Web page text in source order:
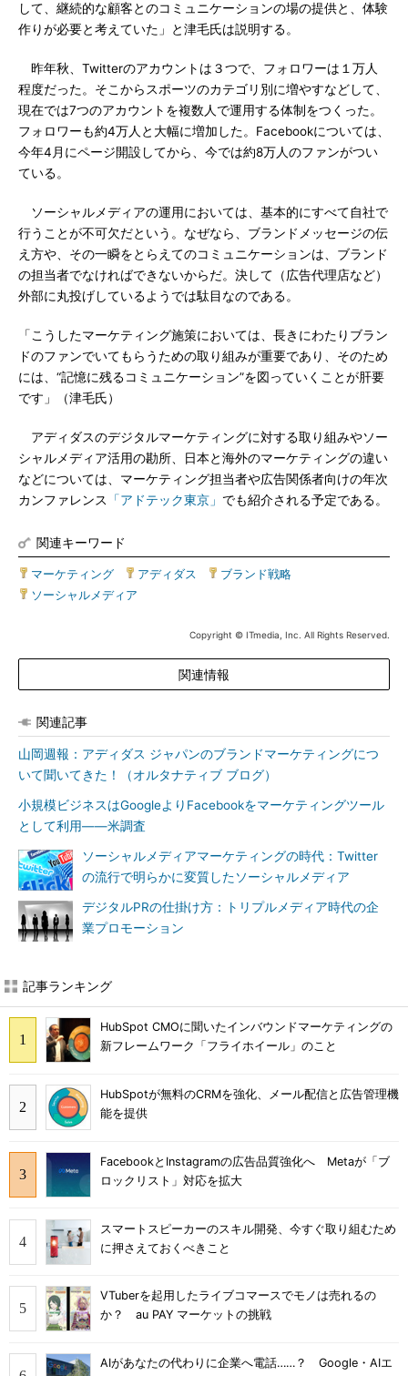
して、継続的な顧客とのコミュニケーションの場の提供と、体験
作りが必要と考えていた」と津毛氏は説明する。
昨年秋、Twitterのアカウントは３つで、フォロワーは１万人
程度だった。そこからスポーツのカテゴリ別に増やすなどして、
現在では7つのアカウントを複数人で運用する体制をつくった。
フォロワーも約4万人と大幅に増加した。Facebookについては、
今年4月にページ開設してから、今では約8万人のファンがつい
ている。
ソーシャルメディアの運用においては、基本的にすべて自社で
行うことが不可欠だという。なぜなら、ブランドメッセージの伝
え方や、その一瞬をとらえてのコミュニケーションは、ブランド
の担当者でなければできないからだ。決して（広告代理店など）
外部に丸投げしているようでは駄目なのである。
「こうしたマーケティング施策においては、長きにわたりブラン
ドのファンでいてもらうための取り組みが重要であり、そのため
には、“記憶に残るコミュニケーション”を図っていくことが肝要
です」（津毛氏）
アディダスのデジタルマーケティングに対する取り組みやソー
シャルメディア活用の勘所、日本と海外のマーケティングの違い
などについては、マーケティング担当者や広告関係者向けの年次
カンファレンス
「アドテック東京」 でも紹介される予定である。
関連キーワード
マーケティング アディダス ブランド戦略
ソーシャルメディア
Copyright © ITmedia, Inc. All Rights Reserved.
関連情報
関連記事
山岡週報：アディダス ジャパンのブランドマーケティングにつ
いて聞いてきた！（オルタナティブ ブログ）
小規模ビジネスはGoogleよりFacebookをマーケティングツール
として利用――米調査
ソーシャルメディアマーケティングの時代：Twitter
の流行で明らかに変質したソーシャルメディア
デジタルPRの仕掛け方：トリプルメディア時代の企
業プロモーション
記事ランキング
HubSpot CMOに聞いたインバウンドマーケティングの
新フレームワーク「フライホイール」のこと
HubSpotが無料のCRMを強化、メール配信と広告管理機
能を提供
FacebookとInstagramの広告品質強化へ Metaが「ブ
ロックリスト」対応を拡大
スマートスピーカーのスキル開発、今すぐ取り組むため
に押さえておくべきこと
VTuberを起用したライブコマースでモノは売れるの
か？ au PAY マーケットの挑戦
AIがあなたの代わりに企業へ電話……？ Google・AIエ